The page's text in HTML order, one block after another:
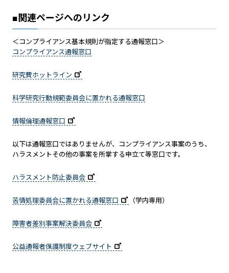
■関連ページへのリンク
＜コンプライアンス基本規則が指定する通報窓口＞
コンプライアンス通報窓口
研究費ホットライン
科学研究行動規範委員会に置かれる通報窓口
情報倫理通報窓口
以下は通報窓口ではありませんが、コンプライアンス事案のうち、
ハラスメントその他の事案を所掌する申立て等窓口です。
ハラスメント防止委員会
苦情処理委員会に置かれる通報窓口 （学内専用）
障害者差別事案解決委員会
公益通報者保護制度ウェブサイト